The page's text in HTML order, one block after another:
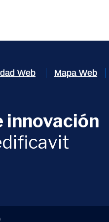
Web Mapa Web
innovación